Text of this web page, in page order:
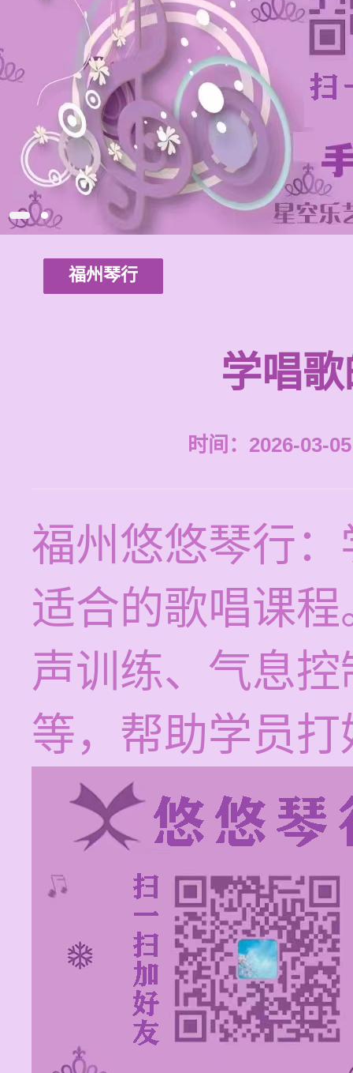
福州琴行
学唱
时间：2026-03-
福州悠悠琴行
适合的歌唱课
声训练、气息
等，帮助学员